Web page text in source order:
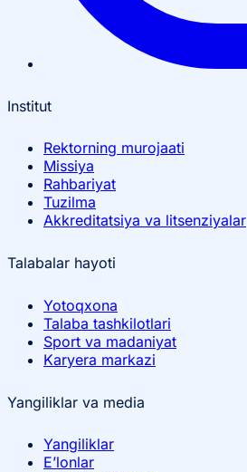
Institut
Rektorning murojaati
Missiya
Rahbariyat
Tuzilma
Akkreditatsiya va litsenziyalar
Talabalar hayoti
Yotoqxona
Talaba tashkilotlari
Sport va madaniyat
Karyera markazi
Yangiliklar va media
Yangiliklar
E’lonlar